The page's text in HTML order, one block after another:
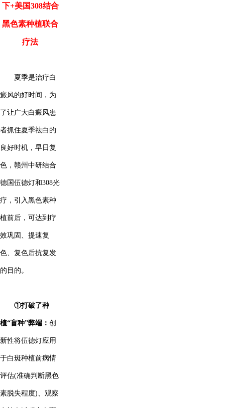
下+美国308结合
黑色素种植联合
疗法
夏季是治疗白
癜风的好时间，为
了让广大白癜风患
者抓住夏季祛白的
良好时机，早日复
色，赣州中研结合
德国伍德灯和308光
疗，引入黑色素种
植前后，可达到疗
效巩固、提速复
色、复色后抗复发
的目的。
①打破了种
植“盲种”弊端： 创
新性将伍德灯应用
于白斑种植前病情
评估(准确判断黑色
素脱失程度)、观察